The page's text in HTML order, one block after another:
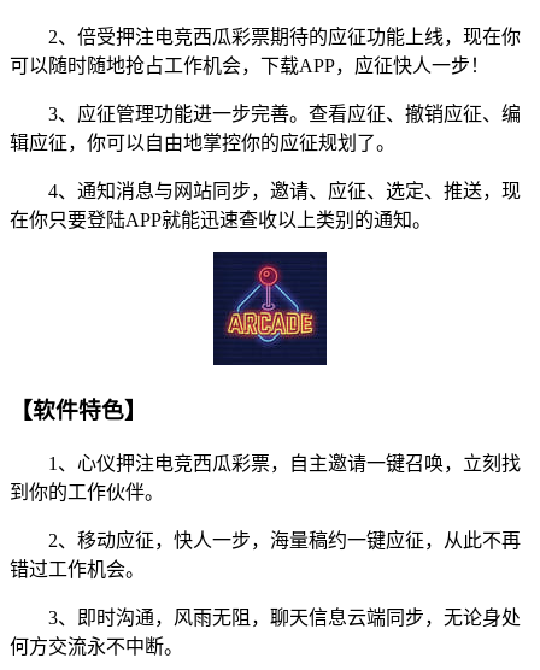
2、倍受押注电竞西瓜彩票期待的应征功能上线，现在你
可以随时随地抢占工作机会，下载APP，应征快人一步！
3、应征管理功能进一步完善。查看应征、撤销应征、编
辑应征，你可以自由地掌控你的应征规划了。
4、通知消息与网站同步，邀请、应征、选定、推送，现
在你只要登陆APP就能迅速查收以上类别的通知。
【软件特色】
1、心仪押注电竞西瓜彩票，自主邀请一键召唤，立刻找
到你的工作伙伴。
2、移动应征，快人一步，海量稿约一键应征，从此不再
错过工作机会。
3、即时沟通，风雨无阻，聊天信息云端同步，无论身处
何方交流永不中断。